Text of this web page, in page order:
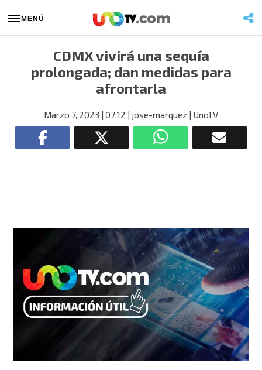
MENÚ
CDMX vivirá una sequía
prolongada; dan medidas para
afrontarla
Marzo 7, 2023 | 07:12 | jose-marquez | UnoTV